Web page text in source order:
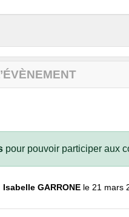
pour pouvoir participer aux
Isabelle GARRONE le 21 mars